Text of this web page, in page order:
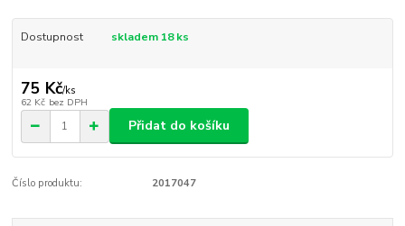
Dostupnost skladem 18 ks
75 Kč/ks
62 Kč bez DPH
Přidat do košíku
Číslo produktu: 2017047